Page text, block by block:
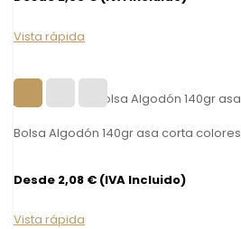
Vista rápida
Bolsa Algodón 140gr asa corta colores
Desde 2,08 € (IVA Incluido)
Vista rápida